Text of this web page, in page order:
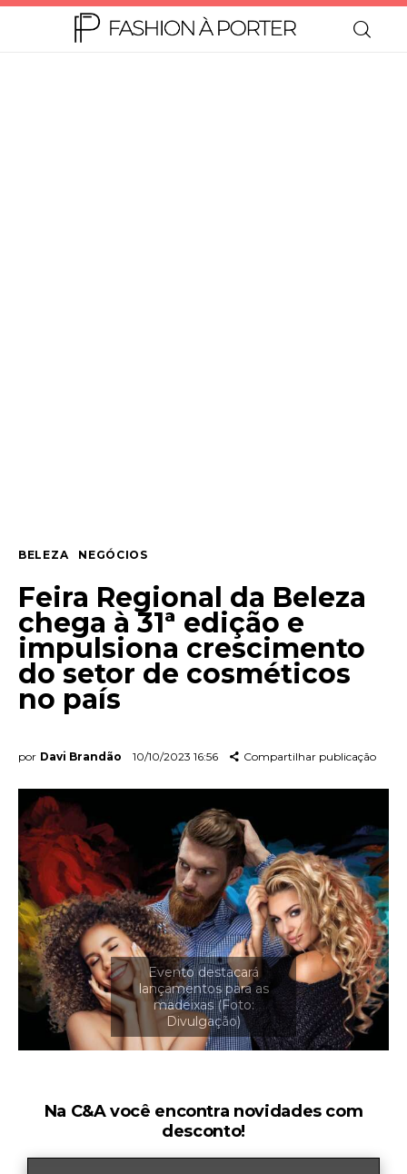
Quem somos
Contato
BELEZA NEGÓCIOS
Feira Regional da Beleza
chega à 31ª edição e
impulsiona crescimento
do setor de cosméticos
no país
por Davi Brandão 10/10/2023 16:56 Compartilhar publicação
Na C&A você encontra novidades com
desconto!